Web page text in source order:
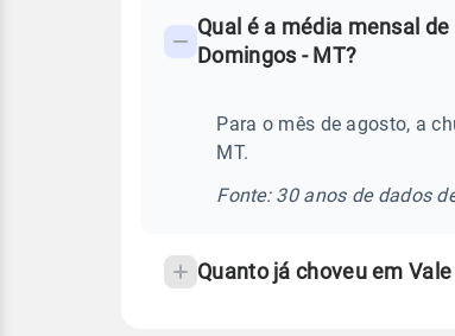
Perguntas
Qual é a média mensal
Domingos - MT?
Para o mês de agosto, a
MT.
Fonte: 30 anos de dados
Quanto já choveu em